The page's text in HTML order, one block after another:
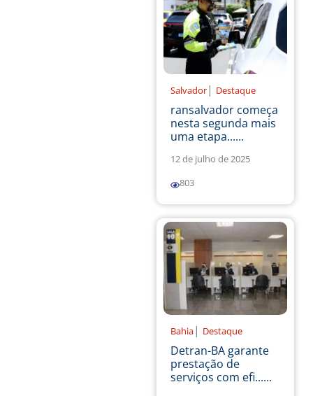
Salvador | Destaque
ransalvador começa
nesta segunda mais
uma etapa......
12 de julho de 2025
803
Bahia | Destaque
Detran-BA garante
prestação de
serviços com efi......